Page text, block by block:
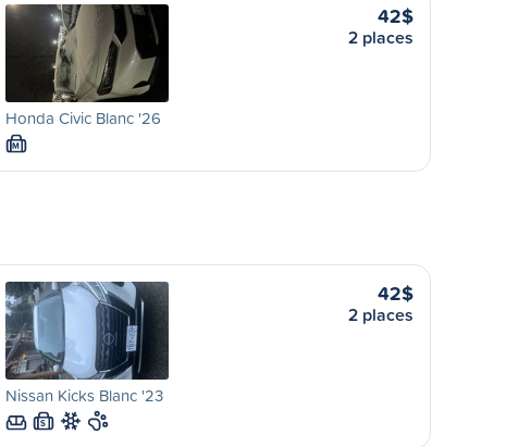
Honda Civic Blanc '26
M
42$
2 places
Nissan Kicks Blanc '23
S
42$
2 places